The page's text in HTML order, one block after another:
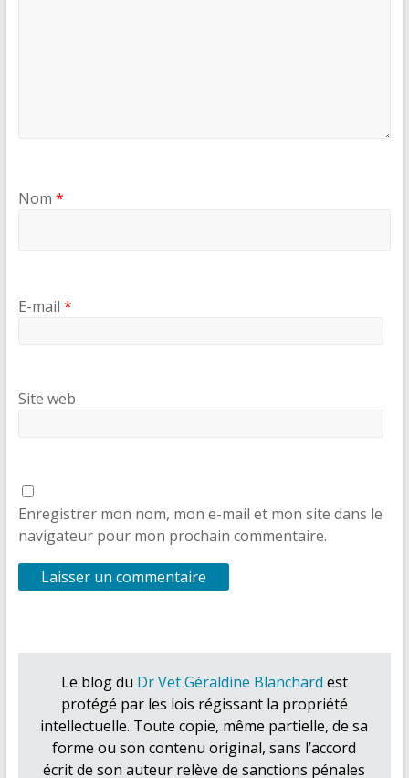
Nom *
E-mail *
Site web
Enregistrer mon nom, mon e-mail et mon site dans le
navigateur pour mon prochain commentaire.
Le blog du Dr Vet Géraldine Blanchard est
protégé par les lois régissant la propriété
intellectuelle. Toute copie, même partielle, de sa
forme ou son contenu original, sans l’accord
écrit de son auteur relève de sanctions pénales